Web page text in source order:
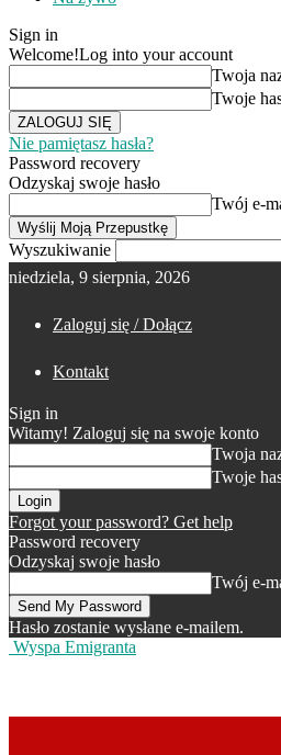
Sign in
Welcome!Log into your account
Twoja
Twoje
Nie pamiętasz hasła?
Password recovery
Odzyskaj swoje hasło
Twój e-
Wyszukiwanie
niedziela, 9 sierpnia, 2026
Zaloguj się / Dołącz
Kontakt
Sign in
Witamy! Zaloguj się na swoje konto
Twoja
Twoje
Forgot your password? Get help
Password recovery
Odzyskaj swoje hasło
Twój e-
Hasło zostanie wysłane e-mailem.
Wyspa Emigranta